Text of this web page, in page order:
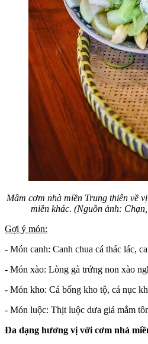
Mâm cơm nhà miền Trung thiên về
miền khác. (Nguồn ảnh:
Gợi ý món:
- Món canh: Canh chua cá thác lác,
- Món xào: Lòng gà trứng non xào
- Món kho: Cá bống kho tộ, cá nục
- Món luộc: Thịt luộc dưa giá mắm
Đa dạng hương vị với cơm nhà